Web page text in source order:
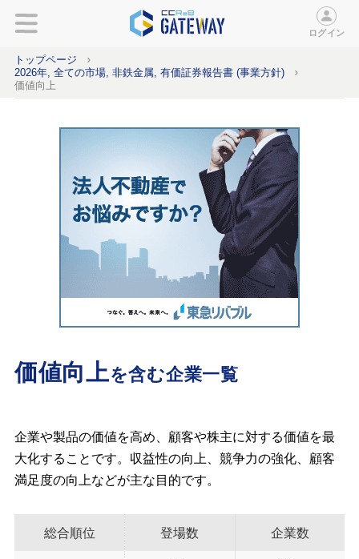
ログイン
トップページ
2026年, 全ての市場, 非鉄金属, 有価証券報告書 (事業方針)
価値向上
価値向上を含む企業一覧
企業や製品の価値を高め、顧客や株主に対する価値を最
大化することです。収益性の向上、競争力の強化、顧客
満足度の向上などが主な目的です。
総合順位 登場数 企業数